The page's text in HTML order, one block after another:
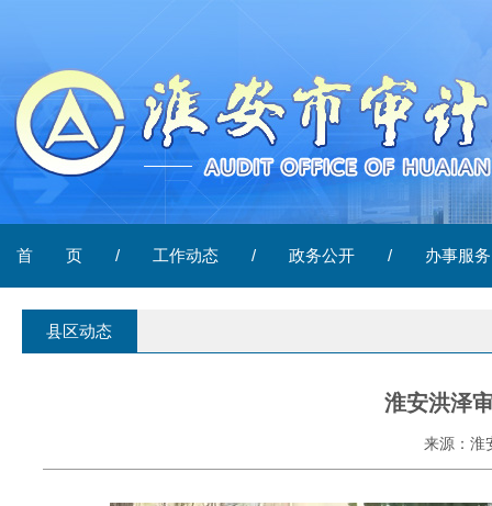
首 页 / 工作动态 / 政务公开 / 办事服务
县区动态
淮安洪泽
来源：